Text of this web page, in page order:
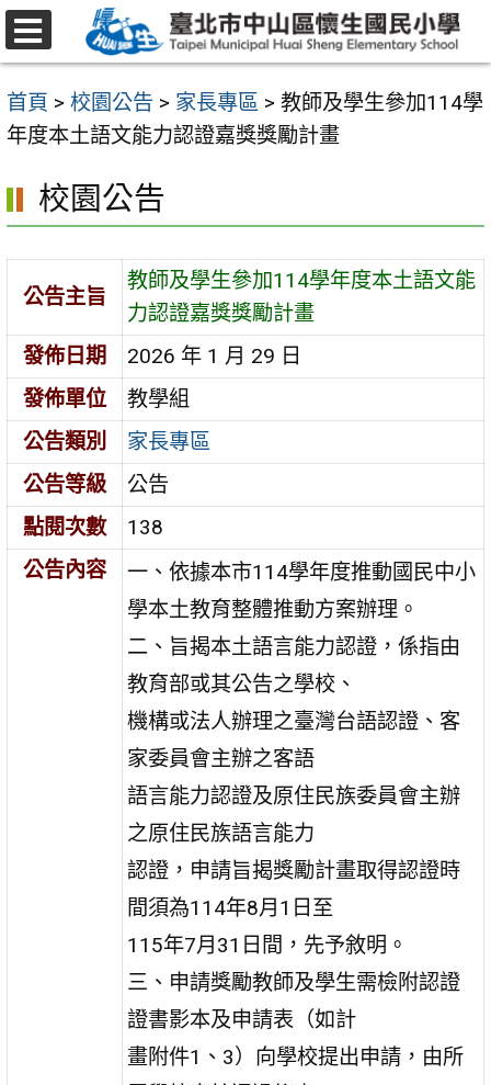
跳
至
要
內
區
首頁 > 校園公告 > 家長專區 > 教師及學生參加114學
年度本土語文能力認證嘉獎獎勵計畫
校園公告
公告主旨
教師及學生參加114學年度本土語文能
力認證嘉獎獎勵計畫
發佈日期
2026 年 1 月 29 日
發佈單位
教學組
公告類別
家長專區
公告等級
公告
點閱次數
138
公告內容
一、依據本市114學年度推動國民中小
學本土教育整體推動方案辦理。
二、旨揭本土語言能力認證，係指由
教育部或其公告之學校、
機構或法人辦理之臺灣台語認證、客
家委員會主辦之客語
語言能力認證及原住民族委員會主辦
之原住民族語言能力
認證，申請旨揭獎勵計畫取得認證時
間須為114年8月1日至
115年7月31日間，先予敘明。
三、申請獎勵教師及學生需檢附認證
證書影本及申請表（如計
畫附件1、3）向學校提出申請，由所
選
單